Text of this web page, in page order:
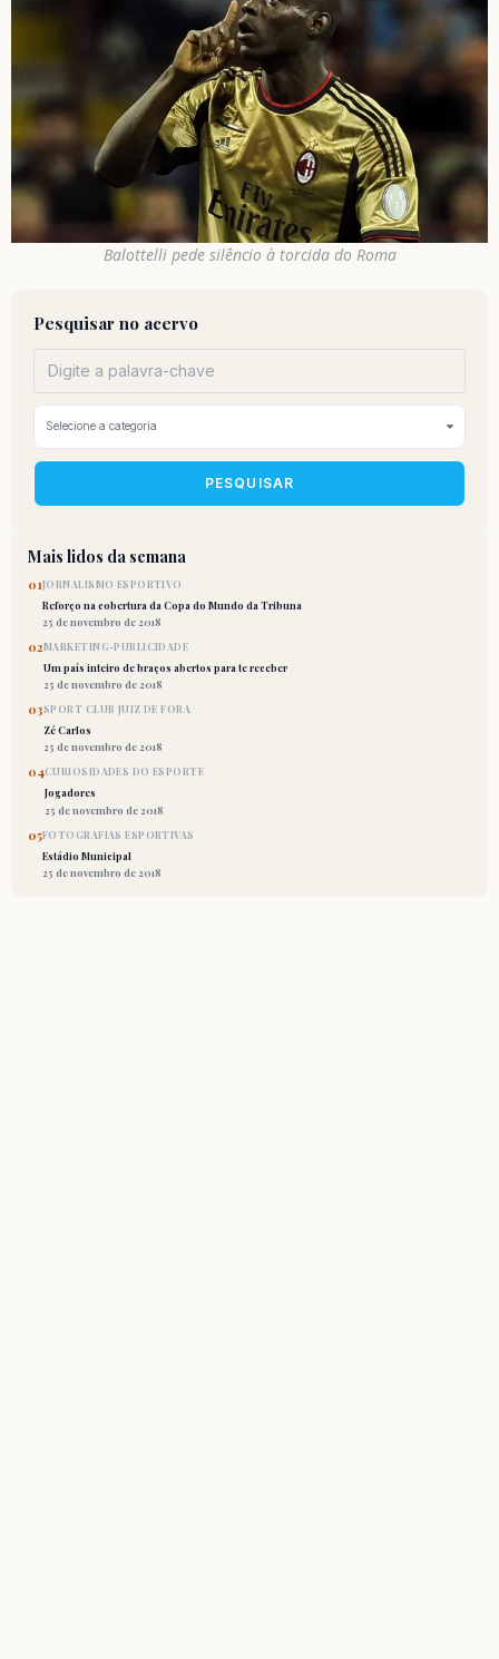
Balottelli pede silêncio à torcida do Roma
Pesquisar no acervo
PESQUISAR
Mais lidos da semana
01JORNALISMO ESPORTIVO
Reforço na cobertura da Copa do Mundo da Tribuna
25 de novembro de 2018
02MARKETING-PUBLICIDADE
Um país inteiro de braços abertos para te receber
25 de novembro de 2018
03SPORT CLUB JUIZ DE FORA
Zé Carlos
25 de novembro de 2018
04CURIOSIDADES DO ESPORTE
Jogadores
25 de novembro de 2018
05FOTOGRAFIAS ESPORTIVAS
Estádio Municipal
25 de novembro de 2018